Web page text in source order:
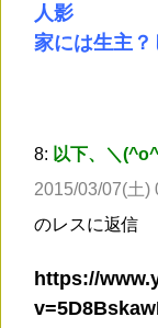
人影
家には生主
8: 以下、＼
2015/03/07(土)
のレスに返信
https://